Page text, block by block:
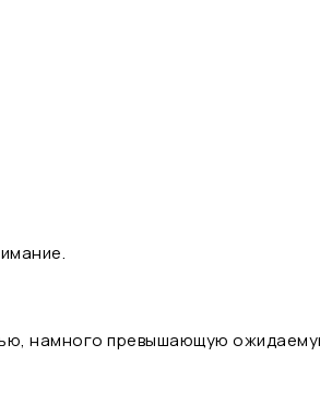
намного превышающую